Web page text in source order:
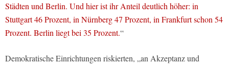
Städten und Berlin. Und hier ist ihr Anteil deutlich höher: in
Stuttgart 46 Prozent, in Nürnberg 47 Prozent, in Frankfurt schon 54
Prozent. Berlin liegt bei 35 Prozent.“
Demokratische Einrichtungen riskierten, „an Akzeptanz und